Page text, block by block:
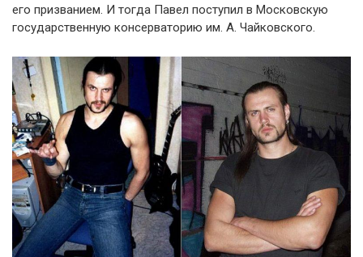
его призванием. И тогда Павел поступил в Московскую
государственную консерваторию им. А. Чайковского.